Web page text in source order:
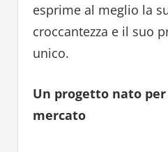
esprime al meglio la
croccantezza e il suo
unico.
Un progetto nato
mercato